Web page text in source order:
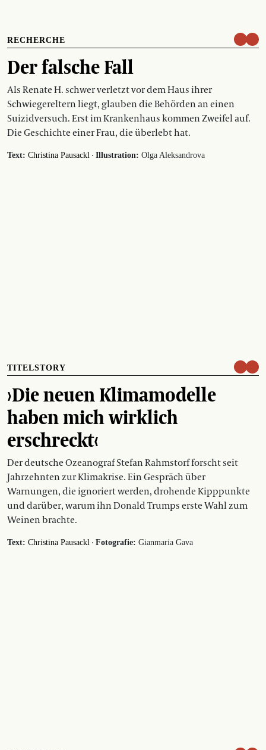
RECHERCHE
Der falsche Fall
Als Renate H. schwer verletzt vor dem Haus ihrer
Schwiegereltern liegt, glauben die Behörden an einen
Suizidversuch. Erst im Krankenhaus kommen Zweifel auf.
Die Geschichte einer Frau, die überlebt hat.
Text: Christina Pausackl · Illustration: Olga Aleksandrova
TITELSTORY
›Die neuen Klimamodelle
haben mich wirklich
erschreckt‹
Der deutsche Ozeanograf Stefan Rahmstorf forscht seit
Jahrzehnten zur Klimakrise. Ein Gespräch über
Warnungen, die ignoriert werden, drohende Kipppunkte
und darüber, warum ihn Donald Trumps erste Wahl zum
Weinen brachte.
Text: Christina Pausackl · Fotografie: Gianmaria Gava